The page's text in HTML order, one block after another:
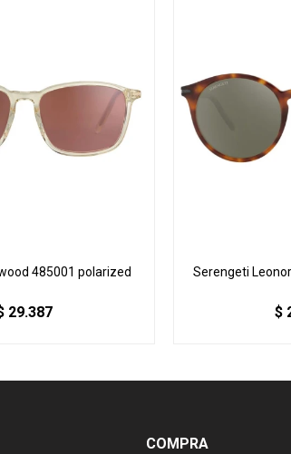
485001 polarized
29.387
Serengeti
$
COMPRA